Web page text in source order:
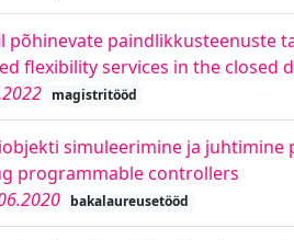
põhinevate paindlikkusteenuste
flexibility services in the
magistritööd
simuleerimine ja
programmable controllers
bakalaureusetööd